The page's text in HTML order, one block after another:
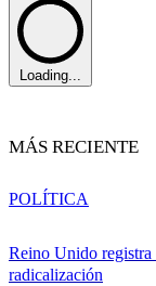
Loading...
MÁS RECIENTE
Reino Unido registra
radicalización
POLÍTICA